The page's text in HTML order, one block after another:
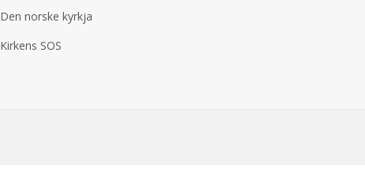
Den norske kyrkja
Kirkens SOS